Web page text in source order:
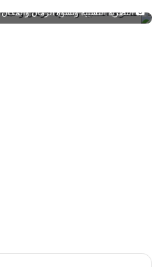
إلكترونيا
النظرية النسبية وتشوه الزمان والمكان